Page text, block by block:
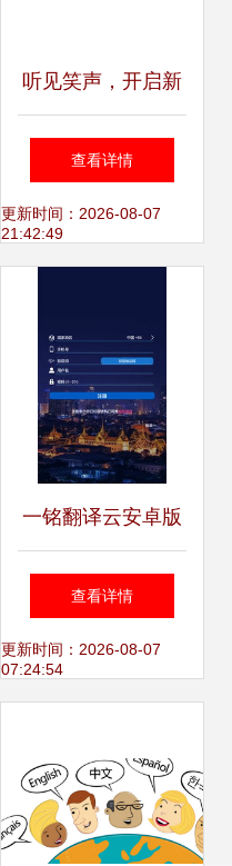
听见笑声，开启新
声 协助听障儿童成
长康复的趣味语训
查看详情
更新时间：2026-08-07
21:42:49
一铭翻译云安卓版
免费下载指南 豌豆
荚官网获取高效翻
查看详情
更新时间：2026-08-07
07:24:54